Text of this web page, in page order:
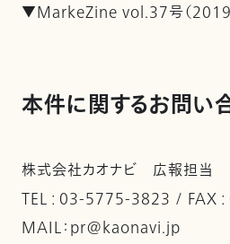
▼MarkeZine vol.37号（2019
本件に関するお問い
株式会社カオナビ 広報担当
TEL : 03-5775-3823 / FAX
MAIL：pr@kaonavi.jp